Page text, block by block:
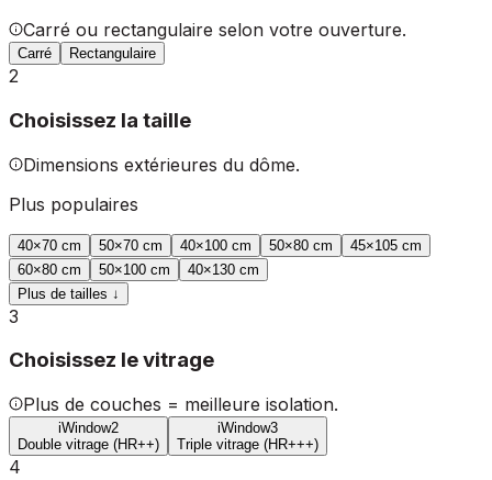
Carré ou rectangulaire selon votre ouverture.
Carré Rectangulaire
2
Choisissez la taille
Dimensions extérieures du dôme.
Plus populaires
40×70 cm 50×70 cm 40×100 cm 50×80 cm 45×105 cm
60×80 cm 50×100 cm 40×130 cm
Plus de tailles ↓
3
Choisissez le vitrage
Plus de couches = meilleure isolation.
iWindow2
Double vitrage (HR++)
iWindow3
Triple vitrage (HR+++)
4